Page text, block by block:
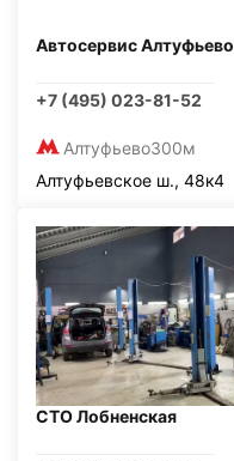
Автосервис Алтуфьево
+7 (495) 023-81-52
Алтуфьево300м
Алтуфьевское ш., 48к4
СТО Лобненская